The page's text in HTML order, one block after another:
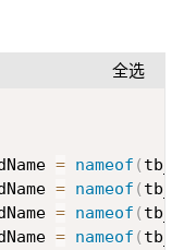
全选
= nameof (
= nameof (
= nameof (
= nameof (